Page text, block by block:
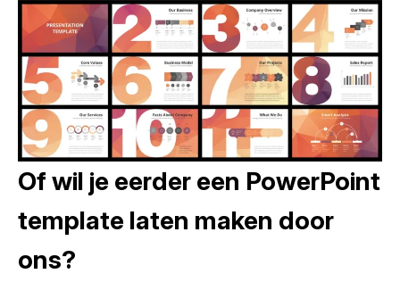
Of wil je eerder een PowerPoint
template laten maken door
ons?